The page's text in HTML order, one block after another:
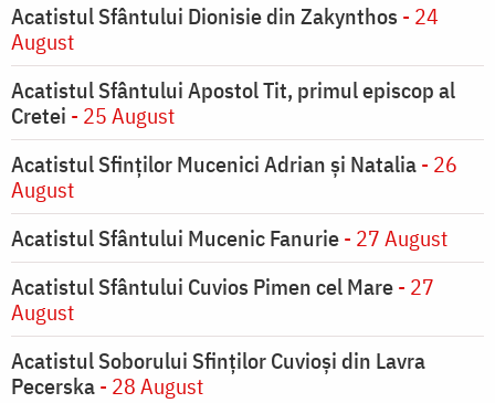
Acatistul Sfântului Dionisie din Zakynthos - 24
August
Acatistul Sfântului Apostol Tit, primul episcop al
Cretei - 25 August
Acatistul Sfinților Mucenici Adrian și Natalia- 26
August
Acatistul Sfântului Mucenic Fanurie- 27 August
Acatistul Sfântului Cuvios Pimen cel Mare- 27
August
Acatistul Soborului Sfinților Cuvioși din Lavra
Pecerska- 28 August